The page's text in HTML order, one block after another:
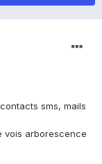
sms, mails
vois arborescence